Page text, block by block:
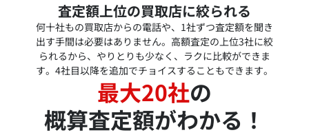
査定額上位の買取店に絞られる
何十社もの買取店からの電話や、1社ずつ査定額を聞き
出す手間は必要はありません。高額査定の上位3社に絞
られるから、やりとりも少なく、ラクに比較ができま
す。4社目以降を追加でチョイスすることもできます。
最大20社の
概算査定額がわかる！